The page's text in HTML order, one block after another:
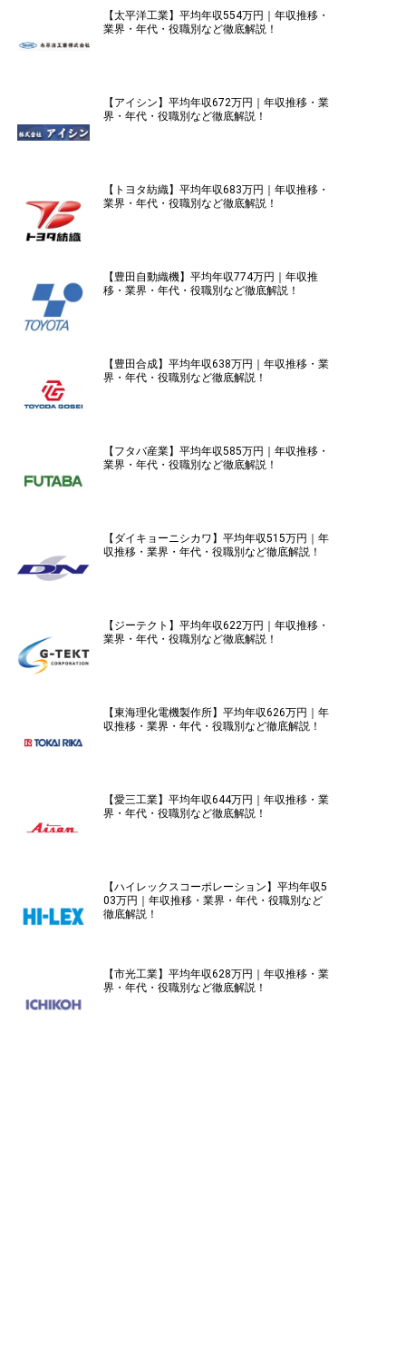
【太平洋工業】平均年収554万円｜年収推移・
業界・年代・役職別など徹底解説！
【アイシン】平均年収672万円｜年収推移・業
界・年代・役職別など徹底解説！
【トヨタ紡織】平均年収683万円｜年収推移・
業界・年代・役職別など徹底解説！
【豊田自動織機】平均年収774万円｜年収推
移・業界・年代・役職別など徹底解説！
【豊田合成】平均年収638万円｜年収推移・業
界・年代・役職別など徹底解説！
【フタバ産業】平均年収585万円｜年収推移・
業界・年代・役職別など徹底解説！
【ダイキョーニシカワ】平均年収515万円｜年
収推移・業界・年代・役職別など徹底解説！
【ジーテクト】平均年収622万円｜年収推移・
業界・年代・役職別など徹底解説！
【東海理化電機製作所】平均年収626万円｜年
収推移・業界・年代・役職別など徹底解説！
【愛三工業】平均年収644万円｜年収推移・業
界・年代・役職別など徹底解説！
【ハイレックスコーポレーション】平均年収5
03万円｜年収推移・業界・年代・役職別など
徹底解説！
【市光工業】平均年収628万円｜年収推移・業
界・年代・役職別など徹底解説！